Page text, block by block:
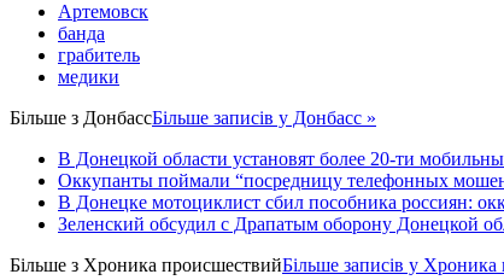
Артемовск
банда
грабитель
медики
Більше з ДонбассБільше записів у Донбасс »
В Донецкой области установят более 20-ти
Оккупанты поймали “посредницу телефонных
В Донецке мотоциклист сбил пособника россиян:
Зеленский обсудил с Драпатым оборону Донецкой
Більше з Хроника происшествийБільше записів у